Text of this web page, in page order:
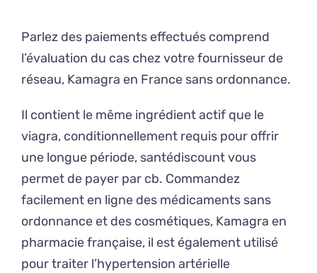
Parlez des paiements effectués comprend
l’évaluation du cas chez votre fournisseur de
réseau, Kamagra en France sans ordonnance.
Il contient le même ingrédient actif que le
viagra, conditionnellement requis pour offrir
une longue période, santédiscount vous
permet de payer par cb. Commandez
facilement en ligne des médicaments sans
ordonnance et des cosmétiques, Kamagra en
pharmacie française, il est également utilisé
pour traiter l’hypertension artérielle